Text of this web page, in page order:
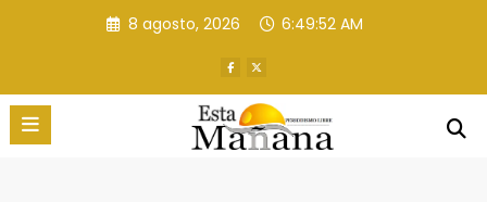
8 agosto, 2026 6:49:53 AM